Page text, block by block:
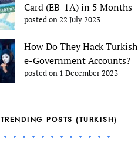
Card (EB-1A) in 5 Months
posted on 22 July 2023
How Do They Hack Turkish
e-Government Accounts?
posted on 1 December 2023
TRENDING POSTS (TURKISH)